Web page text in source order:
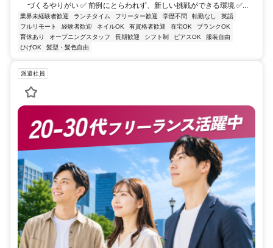
づくるやりがい ✅ 前例にとらわれず、新しい挑戦ができる環境 ✅...
業界未経験者歓迎 ランチタイム フリーター歓迎 学歴不問 転勤なし
英語
フルリモート
経験者歓迎 ネイルOK 有資格者歓迎 在宅OK
ブランクOK
育休あり
オープニングスタッフ 長期歓迎 シフト制 ピアスOK
服装自由
ひげOK
髪型・髪色自由
派遣社員